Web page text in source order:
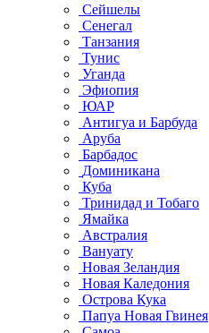
Сейшелы
Сенегал
Танзания
Тунис
Уганда
Эфиопия
ЮАР
Антигуа и Барбуда
Аруба
Барбадос
Доминикана
Куба
Тринидад и Тобаго
Ямайка
Австралия
Вануату
Новая Зеландия
Новая Каледония
Острова Кука
Папуа Новая Гвинея